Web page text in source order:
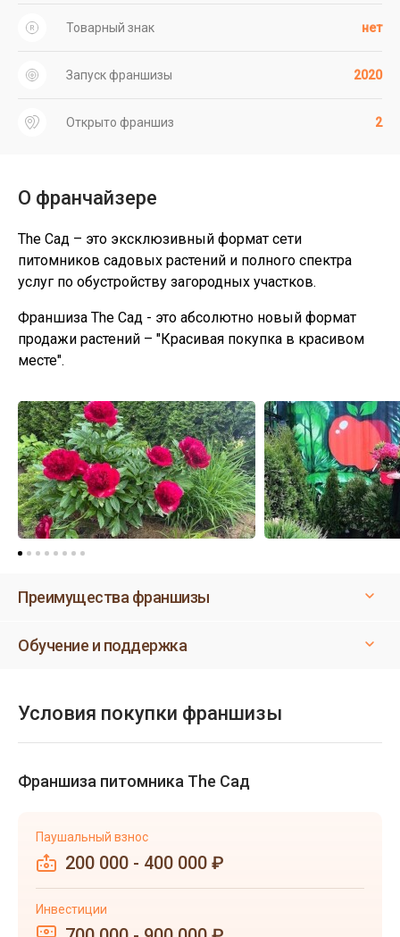
Товарный знак нет
Запуск франшизы 2020
Открыто франшиз 2
О франчайзере
The Сад – это эксклюзивный формат сети
питомников садовых растений и полного спектра
услуг по обустройству загородных участков.
Франшиза The Сад - это абсолютно новый формат
продажи растений – "Красивая покупка в красивом
месте".
Преимущества франшизы
Обучение и поддержка
Условия покупки франшизы
Франшиза питомника The Сад
Паушальный взнос
200 000 - 400 000 ₽
Инвестиции